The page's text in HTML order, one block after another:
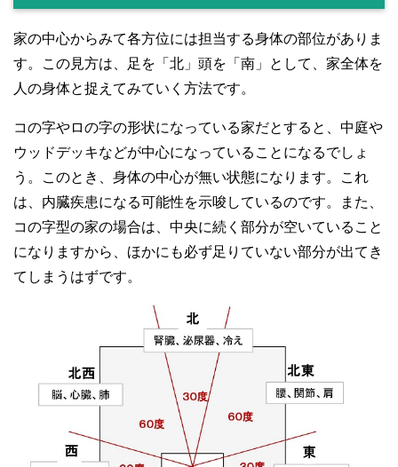
家の中心からみて各方位には担当する身体の部位がありま
す。この見方は、足を「北」頭を「南」として、家全体を
人の身体と捉えてみていく方法です。
コの字やロの字の形状になっている家だとすると、中庭や
ウッドデッキなどが中心になっていることになるでしょ
う。このとき、身体の中心が無い状態になります。これ
は、内臓疾患になる可能性を示唆しているのです。また、
コの字型の家の場合は、中央に続く部分が空いていること
になりますから、ほかにも必ず足りていない部分が出てき
てしまうはずです。